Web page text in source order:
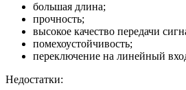
большая длина;
прочность;
высокое качество передачи
помехоустойчивость;
переключение на линейный
Недостатки: